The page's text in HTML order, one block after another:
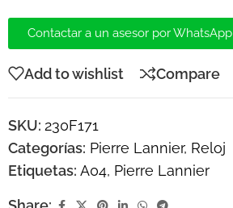
Contactar a un asesor por WhatsApp
Add to wishlist Compare
SKU: 230F171
Categorías: Pierre Lannier, Reloj
Etiquetas: A04, Pierre Lannier